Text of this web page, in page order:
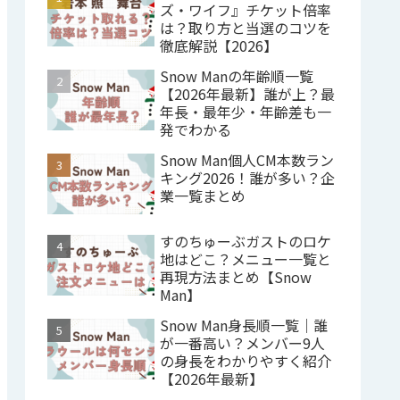
ズ・ワイフ』チケット倍率
は？取り方と当選のコツを
徹底解説【2026】
Snow Manの年齢順一覧
【2026年最新】誰が上？最
年長・最年少・年齢差も一
発でわかる
Snow Man個人CM本数ラン
キング2026！誰が多い？企
業一覧まとめ
すのちゅーぶガストのロケ
地はどこ？メニュー一覧と
再現方法まとめ【Snow
Man】
Snow Man身長順一覧｜誰
が一番高い？メンバー9人
の身長をわかりやすく紹介
【2026年最新】